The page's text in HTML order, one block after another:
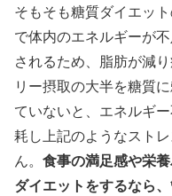
そもそも糖質ダイエッ
で体内のエネルギーが
されるため、脂肪が減
リー摂取の大半を糖質
ていないと、エネルギ
耗し上記のようなスト
ん。 食事の満足感や栄
ダイエットをするなら